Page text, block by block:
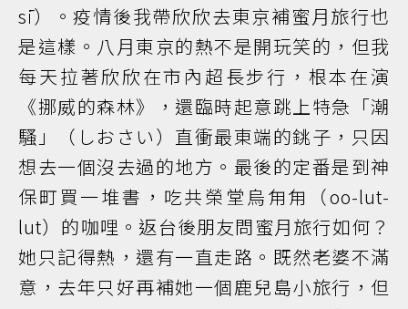
sī）。疫情後我帶欣欣去東京補蜜月旅行也
是這樣。八月東京的熱不是開玩笑的，但我
每天拉著欣欣在市內超長步行，根本在演
《挪威的森林》，還臨時起意跳上特急「潮
騷」（しおさい）直衝最東端的銚子，只因
想去一個沒去過的地方。最後的定番是到神
保町買一堆書，吃共榮堂烏甪甪（oo-lut-
lut）的咖哩。返台後朋友問蜜月旅行如何？
她只記得熱，還有一直走路。既然老婆不滿
意，去年只好再補她一個鹿兒島小旅行，但